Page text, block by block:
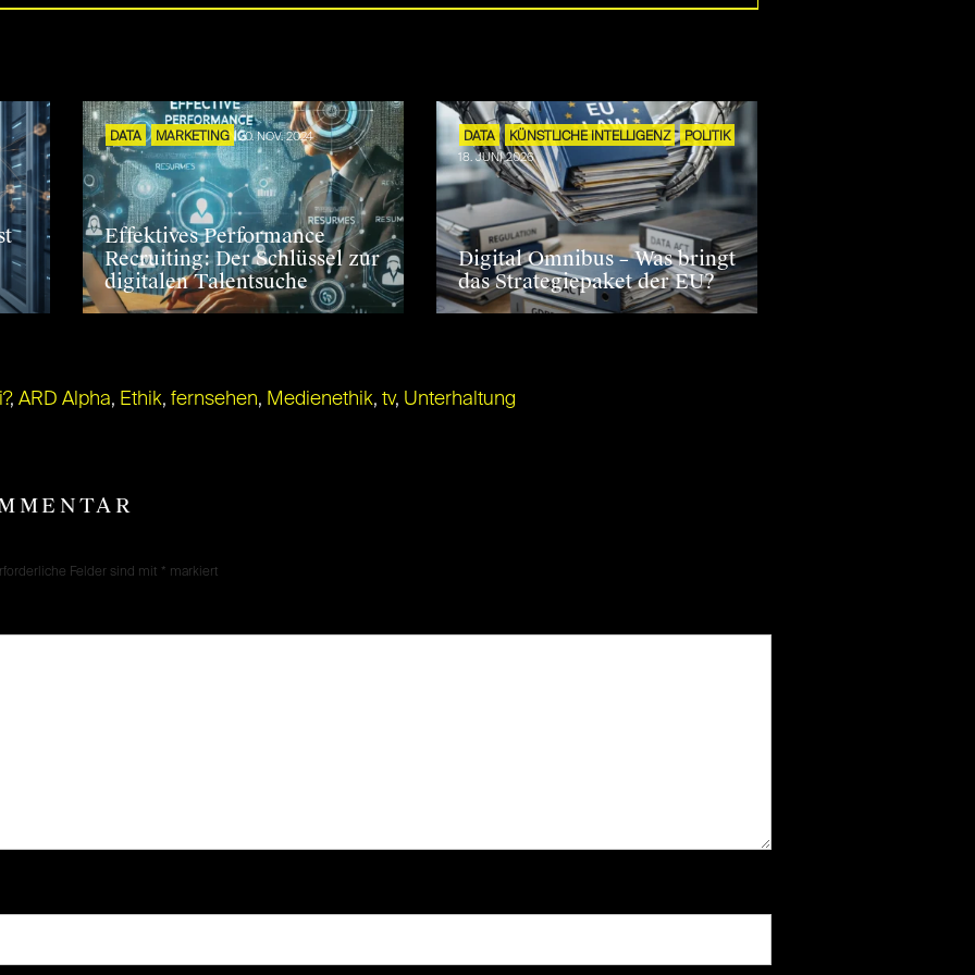
DATA MARKETING 20. NOV. 2024
Effektives Performance
Recruiting: Der Schlüssel zur
digitalen Talentsuche
DATA KÜNSTLICHE INTELLIGENZ POLITIK
18. JUNI 2026
Digital Omnibus – Was bringt
das Strategiepaket der EU?
, ARD Alpha, Ethik, fernsehen, Medienethik, tv, Unterhaltung
Felder sind mit * markiert